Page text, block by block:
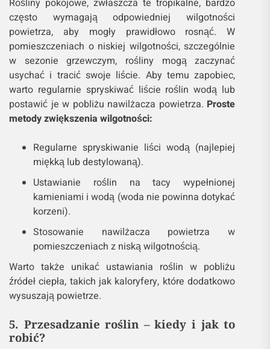
Rośliny pokojowe, zwłaszcza te tropikalne, bardzo
często wymagają odpowiedniej wilgotności
powietrza, aby mogły prawidłowo rosnąć. W
pomieszczeniach o niskiej wilgotności, szczególnie
w sezonie grzewczym, rośliny mogą zaczynać
usychać i tracić swoje liście. Aby temu zapobiec,
warto regularnie spryskiwać liście roślin wodą lub
postawić je w pobliżu nawilżacza powietrza. Proste
metody zwiększenia wilgotności:
Regularne spryskiwanie liści wodą (najlepiej
miękką lub destylowaną).
Ustawianie roślin na tacy wypełnionej
kamieniami i wodą (woda nie powinna dotykać
korzeni).
Stosowanie nawilżacza powietrza w
pomieszczeniach z niską wilgotnością.
Warto także unikać ustawiania roślin w pobliżu
źródeł ciepła, takich jak kaloryfery, które dodatkowo
wysuszają powietrze.
5. Przesadzanie roślin – kiedy i jak to
robić?